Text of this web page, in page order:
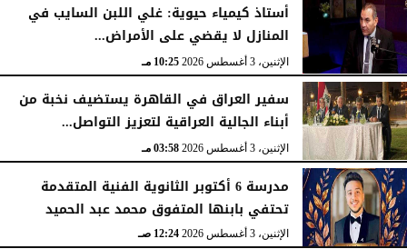
أستاذ كيمياء حيوية: غلي اللبن السايب في
المنازل لا يقضي على الأمراض...
الإثنين، 3 أغسطس 2026 10:25 مـ
سفير العراق في القاهرة يستضيف نخبة من
أبناء الجالية العراقية لتعزيز التواصل...
الإثنين، 3 أغسطس 2026 03:58 مـ
مدرسة 6 أكتوبر الثانوية الفنية المتقدمة
تحتفي بابنها المتفوق محمد عبد الحميد
الإثنين، 3 أغسطس 2026 12:24 صـ